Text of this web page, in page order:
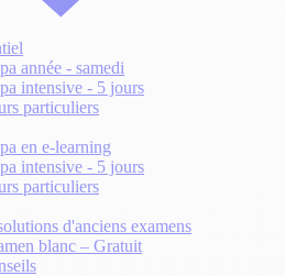
année - samedi
intensive - 5 jours
particuliers
en e-learning
intensive - 5 jours
particuliers
d'anciens examens
blanc – Gratuit